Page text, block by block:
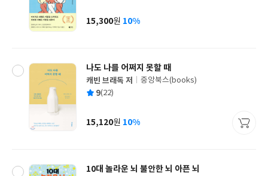
사
가
15,300원 10%
나도 나를 어쩌지 못할 때
글
쓴
캐빈 브래독 저
출
사
중앙북스(books)
평 9(22)
가
15,120원 10%
10대 놀라운 뇌 불안한 뇌 아픈 뇌